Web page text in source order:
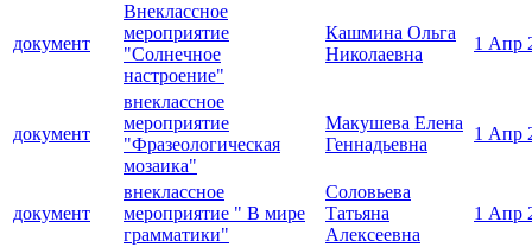
документ
Внеклассное
мероприятие
"Солнечное
настроение"
Кашмина Ольга
Николаевна
1 Апр
документ
внеклассное
мероприятие
"Фразеологическая
мозаика"
Макушева Елена
Геннадьевна
1 Апр
документ
внеклассное
мероприятие " В мире
грамматики"
Соловьева
Татьяна
Алексеевна
1 Апр